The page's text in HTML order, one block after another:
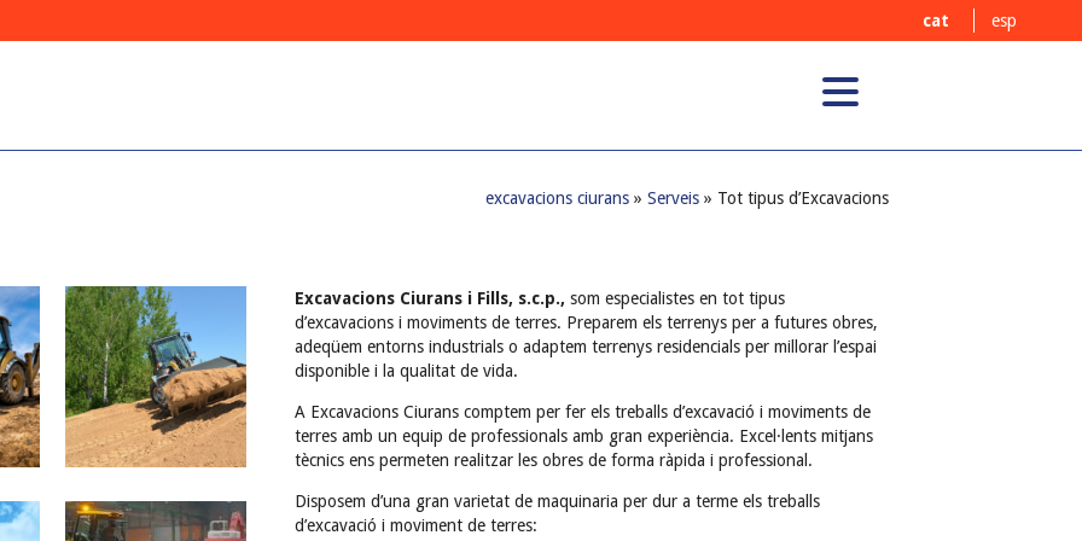
cat esp
excavacions ciurans » Serveis » Tot tipus d’Excavacions
Excavacions Ciurans i Fills, s.c.p., som especialistes en tot tipus
d’excavacions i moviments de terres. Preparem els terrenys per a futures obres,
adeqüem entorns industrials o adaptem terrenys residencials per millorar l’espai
disponible i la qualitat de vida.
A Excavacions Ciurans comptem per fer els treballs d’excavació i moviments de
terres amb un equip de professionals amb gran experiència. Excel·lents mitjans
tècnics ens permeten realitzar les obres de forma ràpida i professional.
Disposem d’una gran varietat de maquinaria per dur a terme els treballs
d’excavació i moviment de terres: